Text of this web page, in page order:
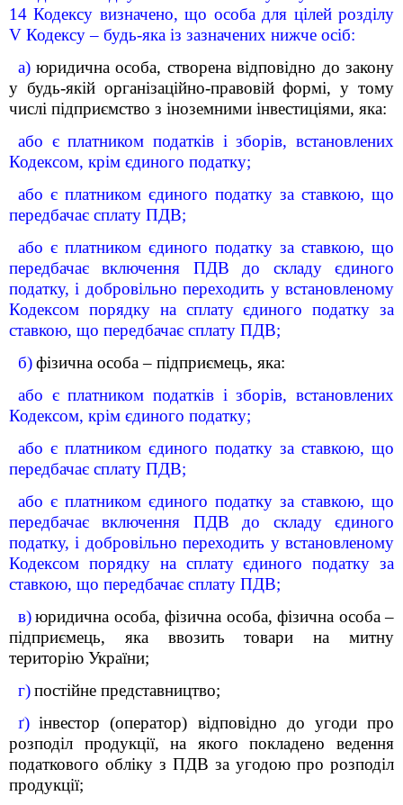
14 Кодексу визначено, що особа для цілей розділу
V Кодексу – будь-яка із зазначених нижче осіб:
а) юридична особа, створена відповідно до закону
у будь-якій організаційно-правовій формі, у тому
числі підприємство з іноземними інвестиціями, яка:
або є платником податків і зборів, встановлених
Кодексом, крім єдиного податку;
або є платником єдиного податку за ставкою, що
передбачає сплату ПДВ;
або є платником єдиного податку за ставкою, що
передбачає включення ПДВ до складу єдиного
податку, і добровільно переходить у встановленому
Кодексом порядку на сплату єдиного податку за
ставкою, що передбачає сплату ПДВ;
б)фізична особа – підприємець, яка:
або є платником податків і зборів, встановлених
Кодексом, крім єдиного податку;
або є платником єдиного податку за ставкою, що
передбачає сплату ПДВ;
або є платником єдиного податку за ставкою, що
передбачає включення ПДВ до складу єдиного
податку, і добровільно переходить у встановленому
Кодексом порядку на сплату єдиного податку за
ставкою, що передбачає сплату ПДВ;
в) юридична особа, фізична особа, фізична особа –
підприємець, яка ввозить товари на митну
територію України;
г)постійне представництво;
ґ) інвестор (оператор) відповідно до угоди про
розподіл продукції, на якого покладено ведення
податкового обліку з ПДВ за угодою про розподіл
продукції;